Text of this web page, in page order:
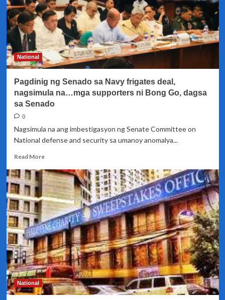
imbestigasyon
kay
PCSO
Board
member
Sandra
Cam
National
Pagdinig ng Senado sa Navy frigates deal,
nagsimula na…mga supporters ni Bong Go, dagsa
sa Senado
0
Nagsimula na ang imbestigasyon ng Senate Committee on
National defense and security sa umanoy anomalya...
Read MoreRead
about
Pagdinig
ng
Senado
sa
Navy
frigates
deal,
nagsimula
na…
mga
supporters
ni
National